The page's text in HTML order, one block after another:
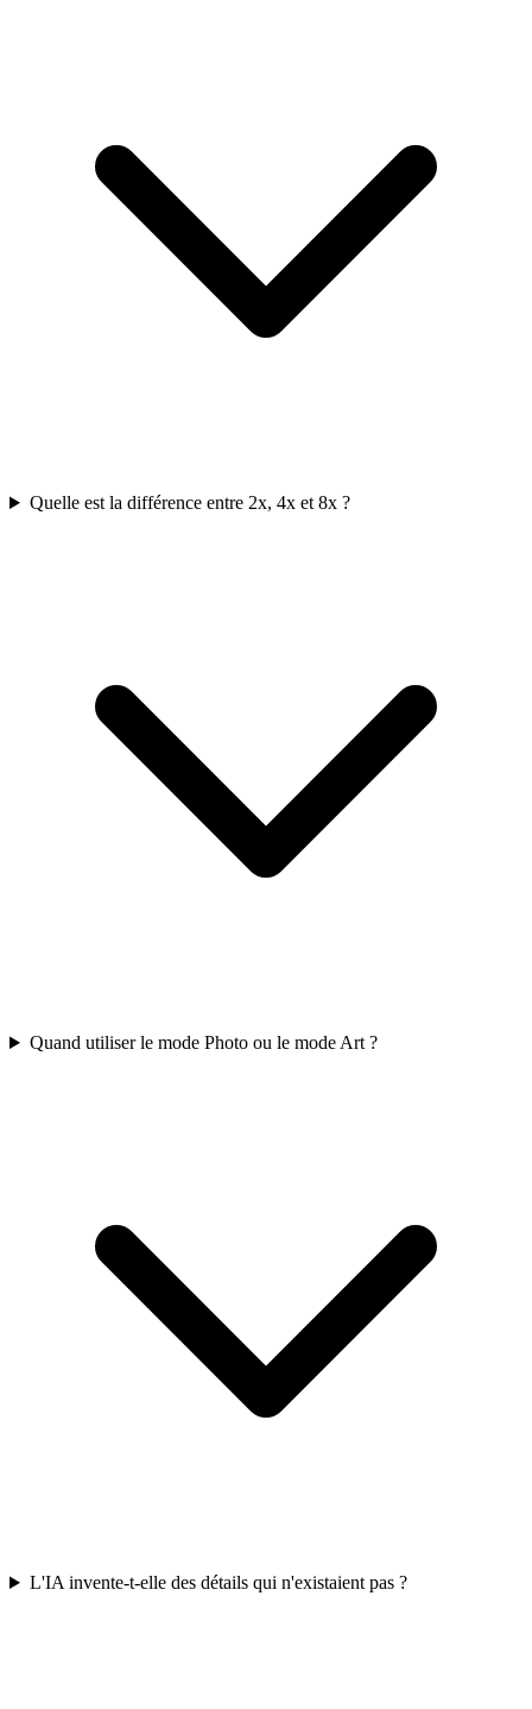
Quelle est la différence entre 2x, 4x et 8x ?
Quand utiliser le mode Photo ou le mode Art ?
L'IA invente-t-elle des détails qui n'existaient pas ?